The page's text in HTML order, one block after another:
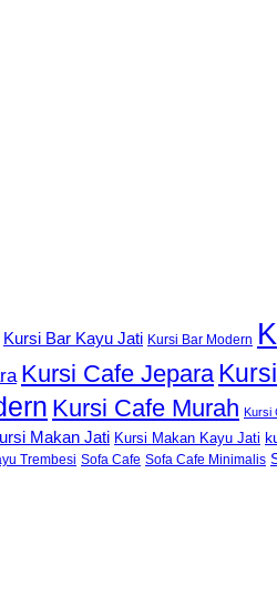
Kursi Bar Kayu Jati Kursi Bar Modern
Kursi Cafe Jepara
Kursi Cafe Murah Kursi
Makan Jati Kursi Makan Kayu Jati
Trembesi Sofa Cafe Sofa Cafe Minimalis